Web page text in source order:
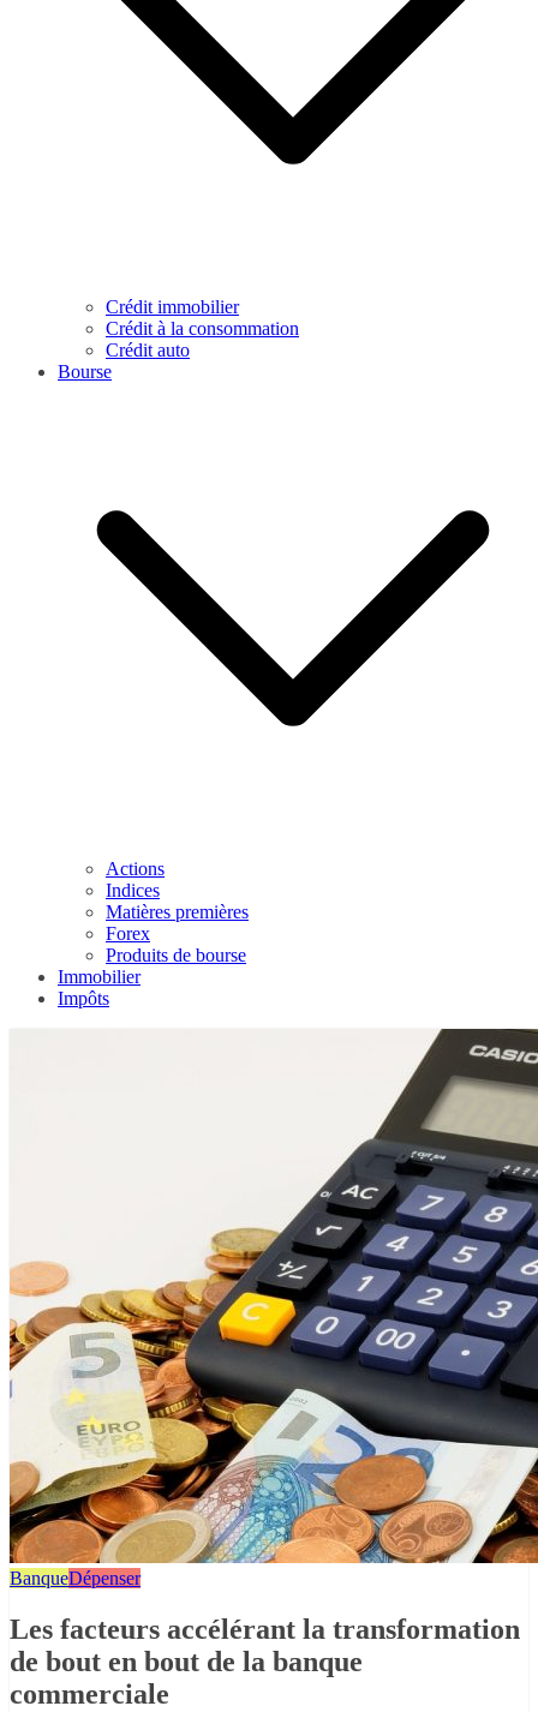
Crédit immobilier
Crédit à la consommation
Crédit auto
Bourse
Actions
Indices
Matières premières
Forex
Produits de bourse
Immobilier
Impôts
BanqueDépenser
Les facteurs accélérant la transformation
de bout en bout de la banque
commerciale